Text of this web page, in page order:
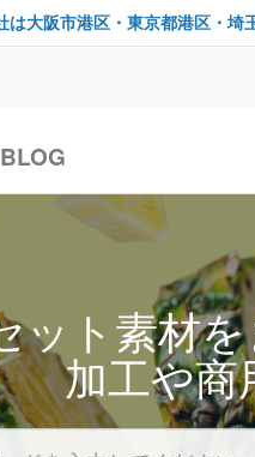
は大阪市港区・東京都港区・埼
BLOG
ット素材
加工や商